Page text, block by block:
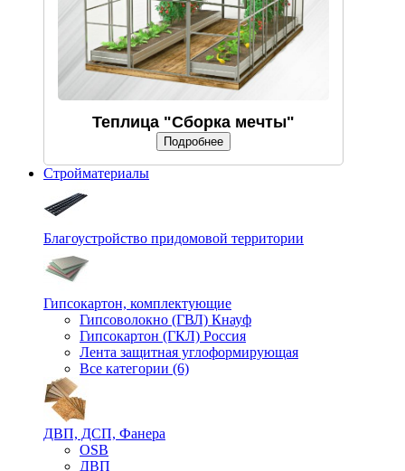
Теплица "Сборка мечты"
Подробнее
Стройматериалы
Благоустройство придомовой территории
Гипсокартон, комплектующие
Гипсоволокно (ГВЛ) Кнауф
Гипсокартон (ГКЛ) Россия
Лента защитная углоформирующая
Все категории (6)
ДВП, ДСП, Фанера
OSB
ДВП